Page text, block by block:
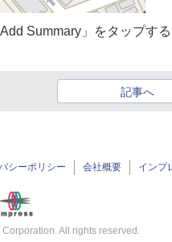
Summary」をタップす
記事へ
シーポリシー 会社概要 インプ
Corporation. All rights reserved.